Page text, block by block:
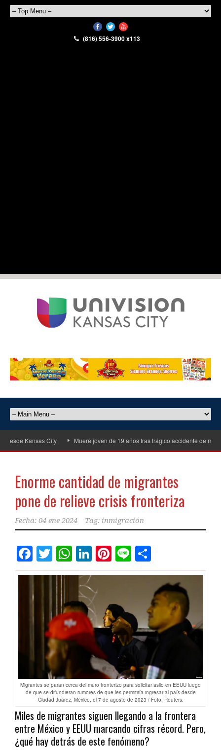
(816) 556-3900 x113
City Muere joven de 19 años tras trágico accidente de motocicleta en
Enorme cantidad de migrantes
pone de relieve crisis fronteriza
Fecha: 04 ene 2024 Tag: inmigración
Facebook
Twitter
WhatsApp
LinkedIn
Pinterest
Line
Migrantes se paran cerca del muro fronterizo para solicitar asilo en EEUU luego
de que se difundieran rumores de que les permitiría ingresar al país desde
Ciudad Juárez, México, el 7 de agosto de 2023 / Foto: Reuters.
Miles de migrantes siguen llegando a la frontera
entre México y EEUU marcando cifras récord. Pero,
¿qué hay detrás de este fenómeno?